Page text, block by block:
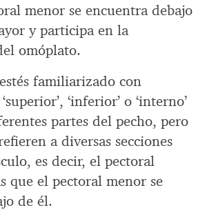
menor se encuentra debajo
y participa en la
omóplato.
familiarizado con
‘inferior’ o ‘interno’
partes del pecho, pero
a diversas secciones
es decir, el pectoral
que el pectoral menor se
de él.